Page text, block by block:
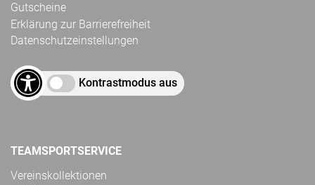
Gutscheine
Erklärung zur Barrierefreiheit
Datenschutzeinstellungen
Kontrastmodus aus
TEAMSPORTSERVICE
Vereinskollektionen